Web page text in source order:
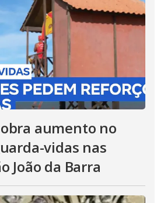
aumento no
vidas nas
João da Barra